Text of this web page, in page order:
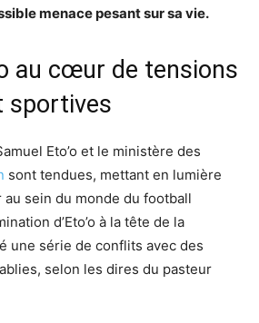
menace pesant sur sa vie.
au cœur de tensions
sportives
Eto’o et le ministère des
sont tendues, mettant en lumière
sein du monde du football
d’Eto’o à la tête de la
une série de conflits avec des
selon les dires du pasteur